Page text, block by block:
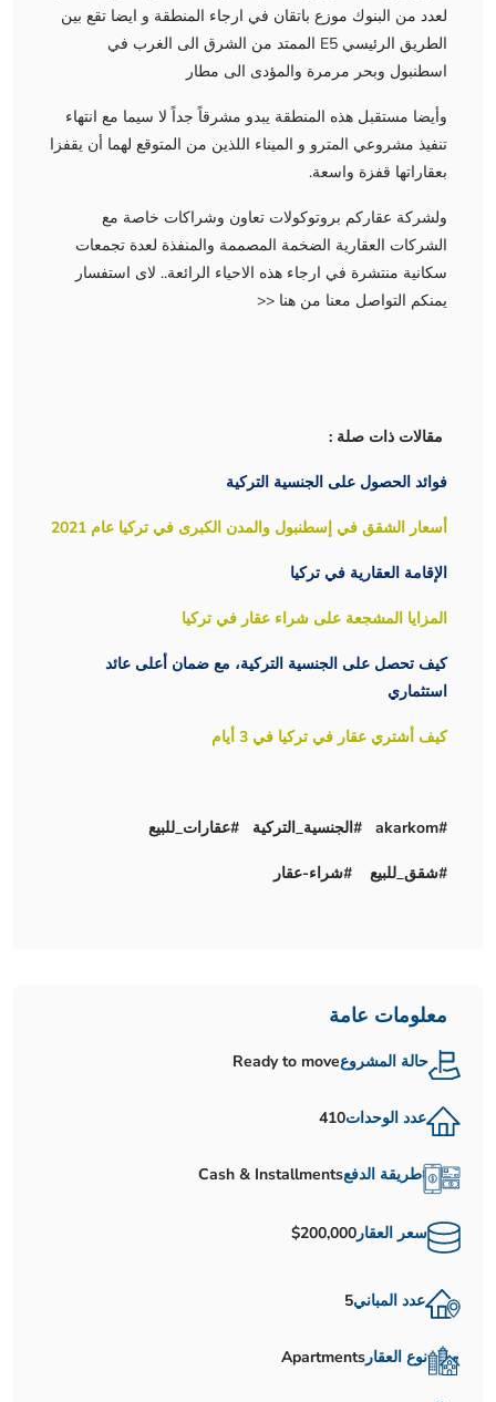
لعدد من البنوك موزع باتقان في ارجاء المنطقة و ايضا تقع بين
الطريق الرئيسي E5 الممتد من الشرق الى الغرب في
اسطنبول وبحر مرمرة والمؤدى الى مطار
وأيضا مستقبل هذه المنطقة يبدو مشرقاً جداً لا سيما مع انتهاء
تنفيذ مشروعي المترو و الميناء اللذين من المتوقع لهما أن يقفزا
بعقاراتها قفزة واسعة.
ولشركة عقاركم بروتوكولات تعاون وشراكات خاصة مع
الشركات العقارية الضخمة المصممة والمنفذة لعدة تجمعات
سكانية منتشرة في ارجاء هذه الاحياء الرائعة.. لاى استفسار
يمنكم التواصل معنا من هنا <<
مقالات ذات صلة :
فوائد الحصول على الجنسية التركية
أسعار الشقق في إسطنبول والمدن الكبرى في تركيا عام 2021
الإقامة العقارية في تركيا
المزايا المشجعة على شراء عقار في تركيا
كيف تحصل على الجنسية التركية، مع ضمان أعلى عائد
استثماري
كيف أشتري عقار في تركيا في 3 أيام
#akarkom #الجنسية_التركية #عقارات_للبيع
#شقق_للبيع #شراء-عقار
معلومات عامة
حالة المشروعReady to move
عدد الوحدات410
طريقة الدفعCash & Installments
سعر العقار$200,000
عدد المباني5
نوع العقارApartments